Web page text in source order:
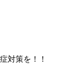
対策を！！